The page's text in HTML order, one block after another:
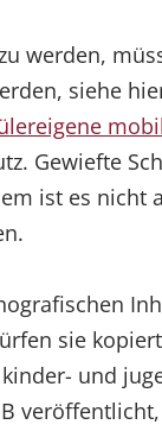
werden,
siehe
Gewiefte
ist es
sie
und